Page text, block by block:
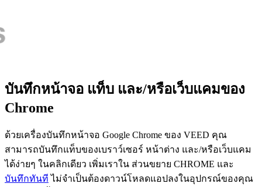
บันทึกหน้าจอ แท็บ และ/หรือเว็บแคมของ
Chrome
ด้วยเครื่องบันทึกหน้าจอ Google Chrome ของ VEED คุณ
สามารถบันทึกแท็บของเบราว์เซอร์ หน้าต่าง และ/หรือเว็บแคม
ได้ง่ายๆ ในคลิกเดียว เพิ่มเราใน ส่วนขยาย CHROME และ
บันทึกทันที ไม่จำเป็นต้องดาวน์โหลดแอปลงในอุปกรณ์ของคุณ